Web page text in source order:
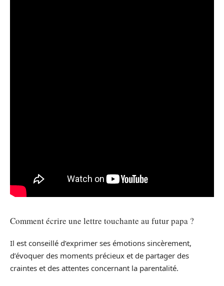
Comment écrire une lettre touchante au futur papa ?
Il est conseillé d’exprimer ses émotions sincèrement,
d’évoquer des moments précieux et de partager des
craintes et des attentes concernant la parentalité.